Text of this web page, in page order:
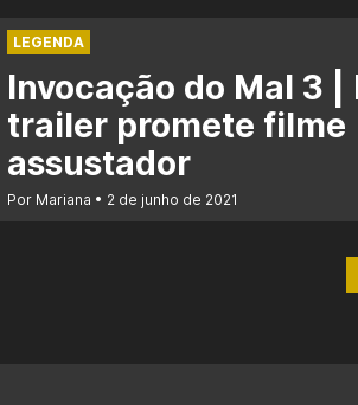
LEGENDA
Invocação do Mal 3 |
trailer promete filme
assustador
Por Mariana 2 de junho de 2021